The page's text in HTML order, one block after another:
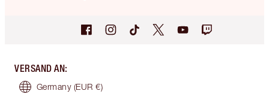
VERSAND AN:
Germany (EUR €)